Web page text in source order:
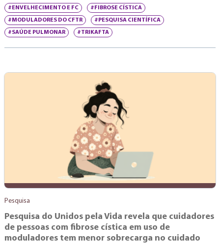
#ENVELHECIMENTO E FC #FIBROSE CÍSTICA
#MODULADORES DO CFTR #PESQUISA CIENTÍFICA
#SAÚDE PULMONAR #TRIKAFTA
Pesquisa
Pesquisa do Unidos pela Vida revela que cuidadores
de pessoas com fibrose cística em uso de
moduladores tem menor sobrecarga no cuidado